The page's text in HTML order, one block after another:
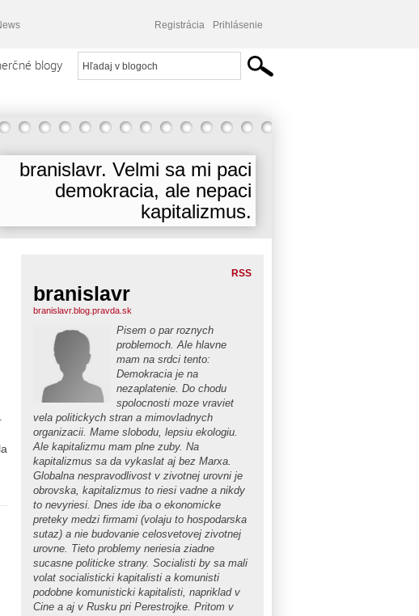
Registrácia Prihlásenie
blogy
branislavr. Velmi sa mi paci
demokracia, ale nepaci
kapitalizmus.
RSS
branislavr
branislavr.blog.pravda.sk
Pisem o par roznych
problemoch. Ale hlavne
mam na srdci tento:
Demokracia je na
nezaplatenie. Do chodu
spolocnosti moze vraviet
vela politickych stran a mimovladnych
organizacii. Mame slobodu, lepsiu ekologiu.
Ale kapitalizmu mam plne zuby. Na
kapitalizmus sa da vykaslat aj bez Marxa.
Globalna nespravodlivost v zivotnej urovni je
obrovska, kapitalizmus to riesi vadne a nikdy
to nevyriesi. Dnes ide iba o ekonomicke
preteky medzi firmami (volaju to hospodarska
sutaz) a nie budovanie celosvetovej zivotnej
urovne. Tieto problemy neriesia ziadne
sucasne politicke strany. Socialisti by sa mali
volat socialisticki kapitalisti a komunisti
podobne komunisticki kapitalisti, napriklad v
Cine a aj v Rusku pri Perestrojke. Pritom v